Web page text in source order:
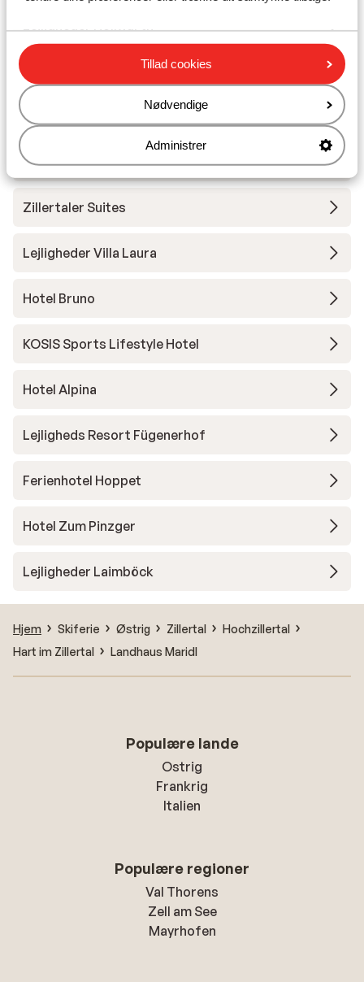
Tillad cookies
Nødvendige
Administrer
Lejligheder Höllwarth
Lejligheder Mauracher
Hotel Malerhaus
Zillertaler Suites
Lejligheder Villa Laura
Hotel Bruno
KOSIS Sports Lifestyle Hotel
Hotel Alpina
Lejligheds Resort Fügenerhof
Ferienhotel Hoppet
Hotel Zum Pinzger
Lejligheder Laimböck
Hjem Skiferie Østrig Zillertal
Hochzillertal
Hart im Zillertal
Landhaus Maridl
Populære lande
Ostrig
Frankrig
Italien
Populære regioner
Val Thorens
Zell am See
Mayrhofen